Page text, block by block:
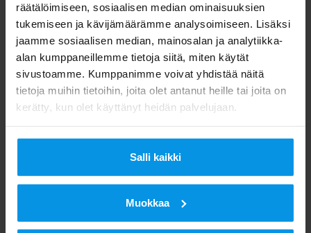
räätälöimiseen, sosiaalisen median ominaisuuksien
tukemiseen ja kävijämäärämme analysoimiseen. Lisäksi
jaamme sosiaalisen median, mainosalan ja analytiikka-
alan kumppaneillemme tietoja siitä, miten käytät
sivustoamme. Kumppanimme voivat yhdistää näitä
tietoja muihin tietoihin, joita olet antanut heille tai joita on
kerätty, kun olet käyttänyt heidän palvelujaan.
Salli kaikki
Muokkaa